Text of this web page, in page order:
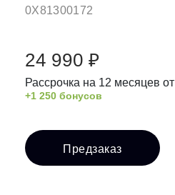
0X81300172
24 990 ₽
Рассрочка на 12 месяцев от
+1 250 бонусов
Предзаказ